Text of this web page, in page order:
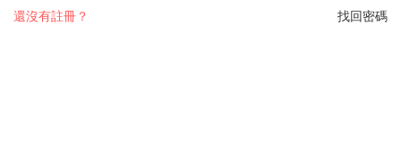
找回密碼
還沒有註冊？